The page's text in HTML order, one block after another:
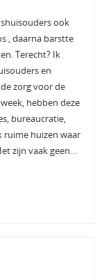
ook
, daarna barstte
Terecht? Ik
en
zorg voor de
hebben deze
bureaucratie,
ruime huizen waar
zijn vaak geen…